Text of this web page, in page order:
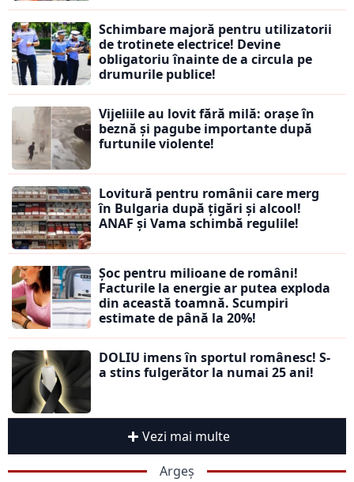
Schimbare majoră pentru utilizatorii
de trotinete electrice! Devine
obligatoriu înainte de a circula pe
drumurile publice!
Vijeliile au lovit fără milă: orașe în
beznă și pagube importante după
furtunile violente!
Lovitură pentru românii care merg
în Bulgaria după țigări și alcool!
ANAF și Vama schimbă regulile!
Șoc pentru milioane de români!
Facturile la energie ar putea exploda
din această toamnă. Scumpiri
estimate de până la 20%!
DOLIU imens în sportul românesc! S-
a stins fulgerător la numai 25 ani!
Vezi mai multe
Argeș